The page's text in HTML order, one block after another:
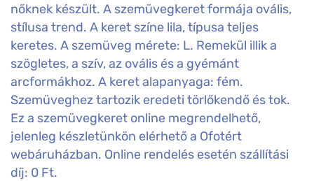
nőknek készült. A szemüvegkeret formája ovális,
stílusa trend. A keret színe lila, típusa teljes
keretes. A szemüveg mérete: L. Remekül illik a
szögletes, a szív, az ovális és a gyémánt
arcformákhoz. A keret alapanyaga: fém.
Szemüveghez tartozik eredeti törlőkendő és tok.
Ez a szemüvegkeret online megrendelhető,
jelenleg készletünkön elérhető a Ofotért
webáruházban. Online rendelés esetén szállítási
díj: 0 Ft.